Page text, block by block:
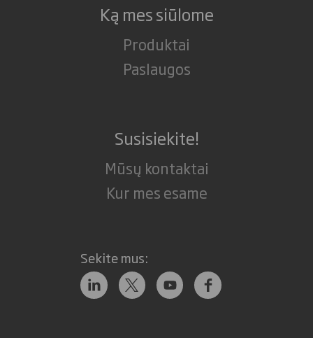
Ką mes siūlome
Produktai
Paslaugos
Susisiekite!
Mūsų kontaktai
Kur mes esame
Sekite mus: